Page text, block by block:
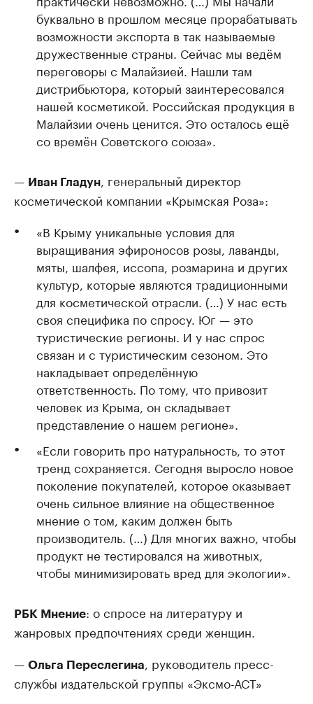
буквально в прошлом месяце прорабатывать
возможности экспорта в так называемые
дружественные страны. Сейчас мы ведём
переговоры с Малайзией. Нашли там
дистрибьютора, который заинтересовался
нашей косметикой. Российская продукция в
Малайзии очень ценится. Это осталось ещё
со времён Советского союза».
— Иван Гладун
, генеральный директор
косметической компании «Крымская Роза»:
«В Крыму уникальные условия для
выращивания эфироносов розы, лаванды,
мяты, шалфея, иссопа, розмарина и других
культур, которые являются традиционными
для косметической отрасли. (…) У нас есть
своя специфика по спросу. Юг — это
туристические регионы. И у нас спрос
связан и с туристическим сезоном. Это
накладывает определённую
ответственность. По тому, что привозит
человек из Крыма, он складывает
представление о нашем регионе».
«Если говорить про натуральность, то этот
тренд сохраняется. Сегодня выросло новое
поколение покупателей, которое оказывает
очень сильное влияние на общественное
мнение о том, каким должен быть
производитель. (…) Для многих важно, чтобы
продукт не тестировался на животных,
чтобы минимизировать вред для экологии».
РБК Мнение: о спросе на литературу и
жанровых предпочтениях среди женщин.
— Ольга Переслегина
, руководитель пресс-
службы издательской группы «Эксмо-АСТ»